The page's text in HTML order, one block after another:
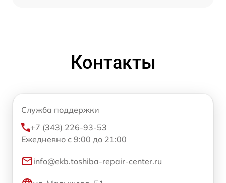
Контакты
Служба поддержки
+7 (343) 226-93-53
Ежедневно с 9:00 до 21:00
info@ekb.toshiba-repair-center.ru